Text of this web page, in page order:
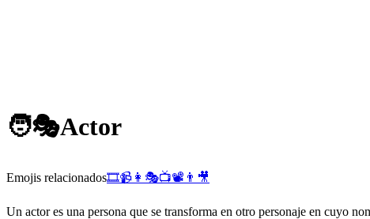
🧑🎭Actor
Emojis relacionados🎞️📹 👩 🎭📺📽️ 👨 🎥
Un actor es una persona que se transforma en otro personaje en cuyo